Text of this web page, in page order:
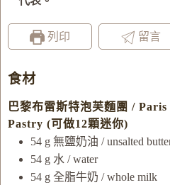
列印 留言
食材
巴黎布雷斯特泡芙麵團 /
Pastry (可做12顆迷你)
54 g 無鹽奶油 / unsalted
54 g 水 / water
54 g 全脂牛奶 / whole milk